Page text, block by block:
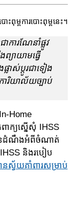
ោះពុម្ពការបោះពុម្ពនេះ។
ការណែនាំផ្លូវ
យាយាមធ្វើ
ាស់ប្តូរជាទៀង
ារិយាល័យច្បាប់
Home
ាក្យស្នើសុំ IHSS
ជូនដំណឹង​អំពី​ចំណាត់
និងរបៀប
វ័យគាំពារ​សម្រាប់​